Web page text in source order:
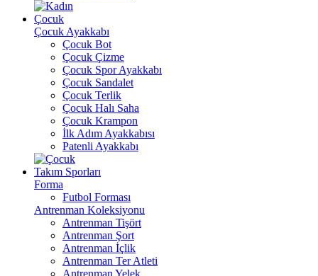
Çocuk
Çocuk Ayakkabı
Çocuk Bot
Çocuk Çizme
Çocuk Spor Ayakkabı
Çocuk Sandalet
Çocuk Terlik
Çocuk Halı Saha
Çocuk Krampon
İlk Adım Ayakkabısı
Patenli Ayakkabı
Takım Sporları
Forma
Futbol Forması
Antrenman Koleksiyonu
Antrenman Tişört
Antrenman Şort
Antrenman İçlik
Antrenman Ter Atleti
Antrenman Yelek